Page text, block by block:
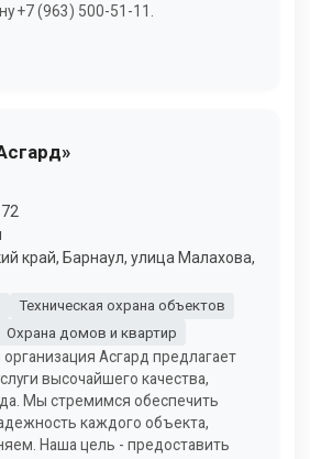
+7 (963) 500-51-11.
край, Барнаул, улица Малахова,
Техническая охрана объектов
Охрана домов и квартир
Асгард предлагает
высочайшего качества,
Мы стремимся обеспечить
каждого объекта,
Наша цель - предоставить